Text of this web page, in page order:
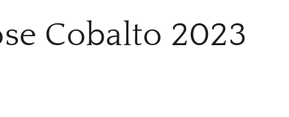
Cobalto 2023